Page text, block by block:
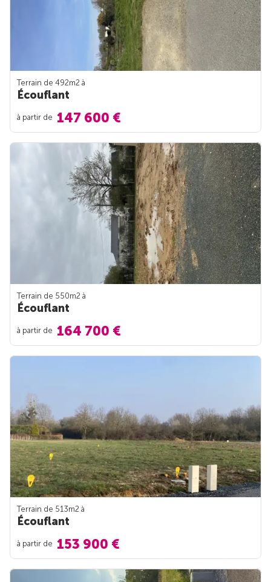
Terrain de 492m2 à
Écouflant
à partir de 147 600 €
Terrain de 550m2 à
Écouflant
à partir de 164 700 €
Terrain de 513m2 à
Écouflant
à partir de 153 900 €